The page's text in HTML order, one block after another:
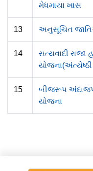
મેધમાયા ખાસ
13 અનુસૂચિત
14
સત્યવાદી રાજા
15
બીજરૂપ
યોજના